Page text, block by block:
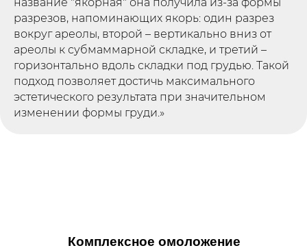
разрезов, напоминающих якорь: один разрез
вокруг ареолы, второй – вертикально вниз от
ареолы к субмаммарной складке, и третий –
горизонтально вдоль складки под грудью. Такой
подход позволяет достичь максимального
эстетического результата при значительном
изменении формы груди.»
Комплексное омоложение